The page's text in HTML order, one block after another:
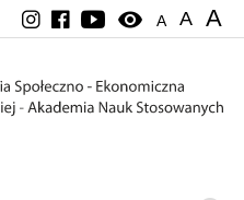
visibility A A A